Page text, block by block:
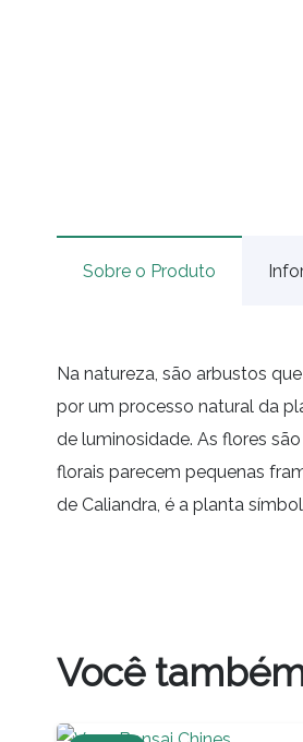
Sobre o Produto
Na natureza, são arbustos
por um processo natural da
de luminosidade. As flores
florais parecem pequenas
de Caliandra, é a planta
Você